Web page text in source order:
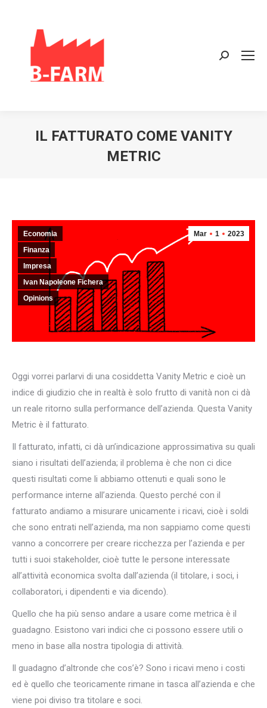
Search:
IL FATTURATO COME VANITY
METRIC
Mar 1 2023
Economia
Finanza
Impresa
Ivan Napoleone Fichera
Opinions
Oggi vorrei parlarvi di una cosiddetta Vanity Metric e cioè un
indice di giudizio che in realtà è solo frutto di vanità non ci dà
un reale ritorno sulla performance dell’azienda. Questa Vanity
Metric è il fatturato.
Il fatturato, infatti, ci dà un’indicazione approssimativa su quali
siano i risultati dell’azienda; il problema è che non ci dice
questi risultati come li abbiamo ottenuti e quali sono le
performance interne all’azienda. Questo perché con il
fatturato andiamo a misurare unicamente i ricavi, cioè i soldi
che sono entrati nell’azienda, ma non sappiamo come questi
vanno a concorrere per creare ricchezza per l’azienda e per
tutti i suoi stakeholder, cioè tutte le persone interessate
all’attività economica svolta dall’azienda (il titolare, i soci, i
collaboratori, i dipendenti e via dicendo).
Quello che ha più senso andare a usare come metrica è il
guadagno. Esistono vari indici che ci possono essere utili o
meno in base alla nostra tipologia di attività.
Il guadagno d’altronde che cos’è? Sono i ricavi meno i costi
ed è quello che teoricamente rimane in tasca all’azienda e che
viene poi diviso tra titolare e soci.